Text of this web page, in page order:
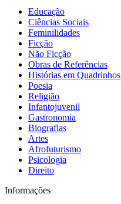
Educação
Ciências Sociais
Feminilidades
Ficção
Não Ficção
Obras de Referências
Histórias em Quadrinhos
Poesia
Religião
Infantojuvenil
Gastronomia
Biografias
Artes
Afrofuturismo
Psicologia
Direito
Informações